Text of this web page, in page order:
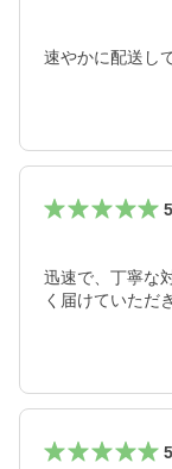
速やかに配送し
5
迅速で、丁寧な
く届けていただ
5